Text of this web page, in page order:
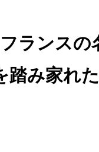
ランス
踏み家れ